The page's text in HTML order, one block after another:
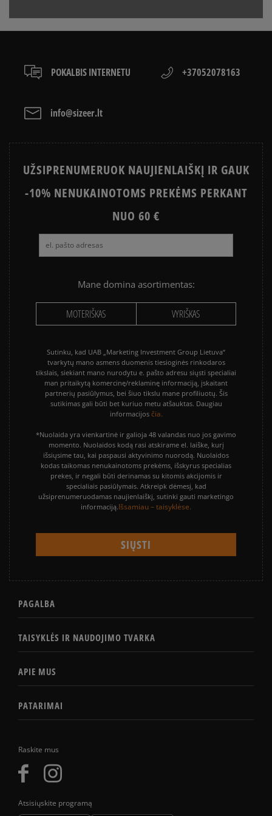
kiekviename žingsnyje, taip pat originaliu stiliumi - juk Nike
Zoom Vomero 5 batai atrodo taip nuostabiai, be kita ko, dėl
POKALBIS INTERNETU +37052078163
info@sizeer.lt
Raskite mus
Atsisiųskite programą
UŽSIPRENUMERUOK NAUJIENLAIŠKĮ IR GAUK
-10% NENUKAINOTOMS PREKĖMS PERKANT
NUO 60 €
Mane domina asortimentas:
MOTERIŠKAS VYRIŠKAS
Sutinku, kad UAB „Marketing Investment Group Lietuva“
tvarkytų mano asmens duomenis tiesioginės rinkodaros
tikslais, siekiant mano nurodytu e. pašto adresu siųsti specialiai
man pritaikytą komercinę/reklaminę informaciją, įskaitant
partnerių pasiūlymus, bei šiuo tikslu mane profiliuotų. Šis
sutikimas gali būti bet kuriuo metu atšauktas. Daugiau
informacijos čia.
*Nuolaida yra vienkartinė ir galioja 48 valandas nuo jos gavimo
momento. Nuolaidos kodą rasi atskirame el. laiške, kurį
išsiųsime tau, kai paspausi aktyvinimo nuorodą. Nuolaidos
kodas taikomas nenukainotoms prekėms, išskyrus specialias
prekes, ir negali būti derinamas su kitomis akcijomis ir
specialiais pasiūlymais. Atkreipk dėmesį, kad
užsiprenumeruodamas naujienlaiškį, sutinki gauti marketingo
informaciją.Išsamiau – taisyklėse.
PAGALBA
TAISYKLĖS IR NAUDOJIMO TVARKA
APIE MUS
PATARIMAI